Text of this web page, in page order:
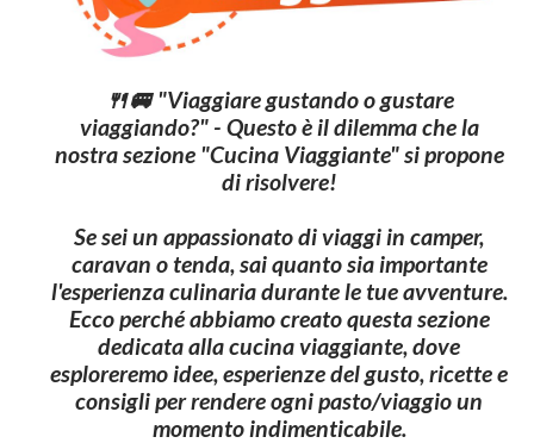
🍴🚐 "Viaggiare gustando o gustare
viaggiando?" - Questo è il dilemma che la
nostra sezione "Cucina Viaggiante" si propone
di risolvere!
Se sei un appassionato di viaggi in camper,
caravan o tenda, sai quanto sia importante
l'esperienza culinaria durante le tue avventure.
Ecco perché abbiamo creato questa sezione
dedicata alla cucina viaggiante, dove
esploreremo idee, esperienze del gusto, ricette e
consigli per rendere ogni pasto/viaggio un
momento indimenticabile.